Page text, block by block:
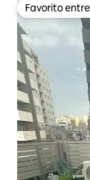
Favorito
Favorito